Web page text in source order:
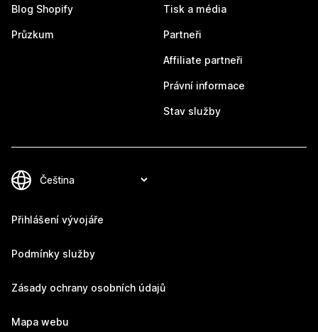
Blog Shopify
Průzkum
Tisk a média
Partneři
Affiliate partneři
Právní informace
Stav služby
Přihlášení vývojáře
Podmínky služby
Zásady ochrany osobních údajů
Mapa webu